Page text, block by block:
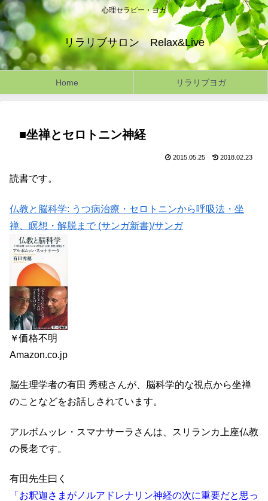
心理セラピー・ヨガ
リラリブサロン Relax&Live
Home リラリブヨガ
■坐禅とセロトニン神経
2015.05.25 2018.02.23
読書です。
仏教と脳科学: うつ病治療・セロトニンから呼吸法・坐
禅、瞑想・解脱まで (サンガ新書)/サンガ
￥価格不明
Amazon.co.jp
脳生理学者の有田 秀穂さんが、脳科学的な視点から坐禅
のことなどをお話しされています。
アルボムッレ・スマナサーラさんは、スリランカ上座仏教
の長老です。
有田先生曰く
「お釈迦さまがノルアドレナリン神経の次に重要だと思っ